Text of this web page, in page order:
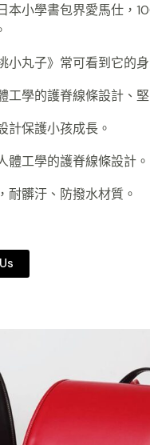
本小學書包界愛馬仕，
小丸子》常可看到它的身
工學的護脊線條設計、
計保護小孩成長。
體工學的護脊線條設計。
耐髒汙、防撥水材質。